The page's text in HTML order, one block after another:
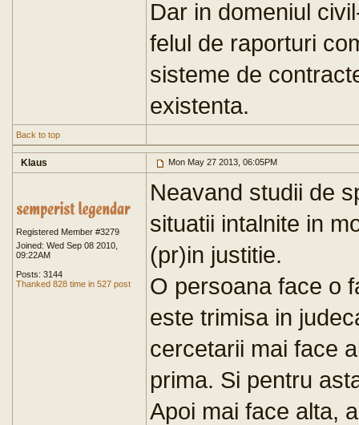
Dar in domeniul
felul de raporturi
sisteme de
existenta.
Back to top
Klaus Mon May 27 2013, 06:05PM
Registered Member #3279
Joined: Wed Sep 08 2010,
09:22AM
Posts: 3144
Thanked 828 time in 527 post
Neavand studii de
situatii intalnite in
(pr)in justitie.
O persoana face o
este trimisa in
cercetarii mai face
prima. Si pentru
Apoi mai face alta,